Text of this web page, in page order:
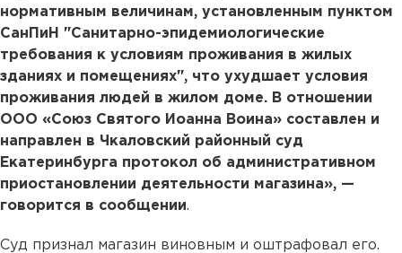
нормативным величинам, установленным пунктом
СанПиН "Санитарно-эпидемиологические
требования к условиям проживания в жилых
зданиях и помещениях", что ухудшает условия
проживания людей в жилом доме. В отношении
ООО «Союз Святого Иоанна Воина» составлен и
направлен в Чкаловский районный суд
Екатеринбурга протокол об административном
приостановлении деятельности магазина», —
говорится в сообщении.
Суд признал магазин виновным и оштрафовал его.